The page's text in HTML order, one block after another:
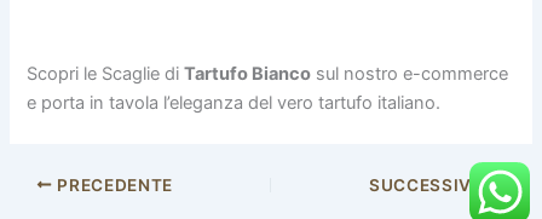
Scopri le Scaglie diTartufo Bianco sul nostro e-commerce
e porta in tavola l’eleganza del vero tartufo italiano.
PRECEDENTE SUCCESSIVO